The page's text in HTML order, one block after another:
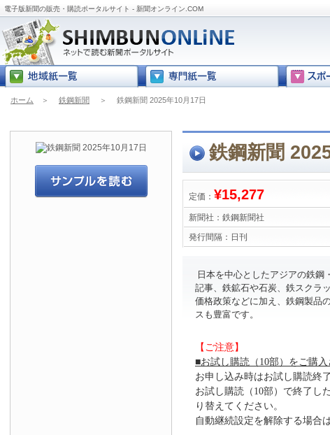
電子版新聞の販売・購読ポータルサイト - 新聞オンライン.COM
ホーム ＞ 鉄鋼新聞 ＞ 鉄鋼新聞 2025年10月17日
鉄鋼新聞
定価： ¥15,277
新聞社： 鉄鋼新聞社
発行間隔： 日刊
日本を中心としたアジアの鉄
記事、鉄鉱石や石炭、鉄スクラ
価格政策などに加え、鉄鋼製品
スも豊富です。
【ご注意】
■お試し購読（10部）をご購
お申し込み時はお試し購読終
お試し購読（10部）で終了し
り替えてください。
自動継続設定を解除する場合